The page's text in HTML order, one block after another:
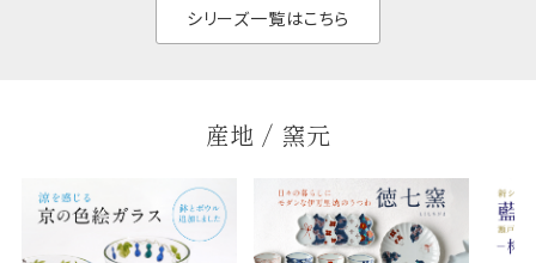
シリーズ一覧はこちら
産地 / 窯元